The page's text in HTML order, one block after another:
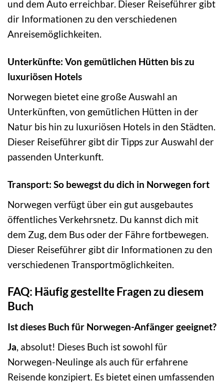
und dem Auto erreichbar. Dieser Reiseführer gibt
dir Informationen zu den verschiedenen
Anreisemöglichkeiten.
Unterkünfte: Von gemütlichen Hütten bis zu
luxuriösen Hotels
Norwegen bietet eine große Auswahl an
Unterkünften, von gemütlichen Hütten in der
Natur bis hin zu luxuriösen Hotels in den Städten.
Dieser Reiseführer gibt dir Tipps zur Auswahl der
passenden Unterkunft.
Transport: So bewegst du dich in Norwegen fort
Norwegen verfügt über ein gut ausgebautes
öffentliches Verkehrsnetz. Du kannst dich mit
dem Zug, dem Bus oder der Fähre fortbewegen.
Dieser Reiseführer gibt dir Informationen zu den
verschiedenen Transportmöglichkeiten.
FAQ: Häufig gestellte Fragen zu diesem
Buch
Ist dieses Buch für Norwegen-Anfänger geeignet?
Ja , absolut! Dieses Buch ist sowohl für
Norwegen-Neulinge als auch für erfahrene
Reisende konzipiert. Es bietet einen umfassenden